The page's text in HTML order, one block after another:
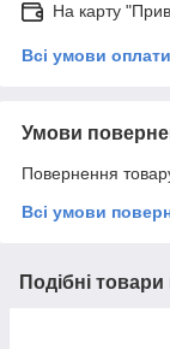
На карту
Всі умови оплати
Умови
Повернення
Всі умови
Подібні товари